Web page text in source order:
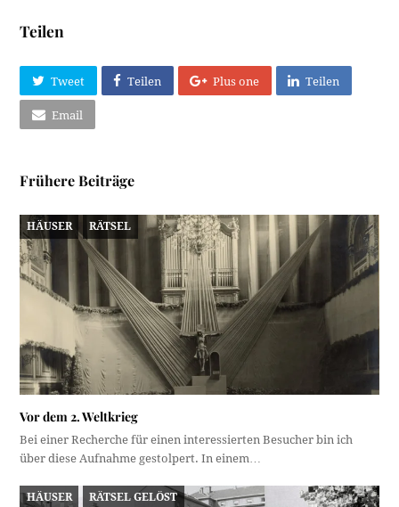
Teilen
Tweet Teilen Plus one Teilen
Email
Frühere Beiträge
HÄUSER RÄTSEL
Vor dem 2. Weltkrieg
Bei einer Recherche für einen interessierten Besucher bin ich
über diese Aufnahme gestolpert. In einem…
HÄUSER RÄTSEL GELÖST